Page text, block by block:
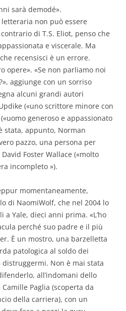
sarà demodé».
non può essere
di T.S. Eliot, penso che
e viscerale. Ma
recensisci è un errore.
opere». «Se non parliamo noi
aggiunge con un sorriso
alcuni grandi autori
(«uno scrittore minore con
generoso e appassionato
stata, appunto, Norman
pazzo, una persona per
Foster Wallace («molto
incompleto »).
momentaneamente,
di NaomiWolf, che nel 2004 lo
a Yale, dieci anni prima. «L’ho
perché suo padre e il più
È un mostro, una barzelletta
patologica al soldo dei
Non è mai stata
all’indomani dello
Paglia (scoperta da
della carriera), con un